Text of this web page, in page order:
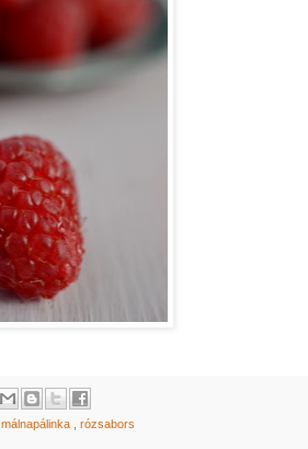
málnapálinka rózsabors